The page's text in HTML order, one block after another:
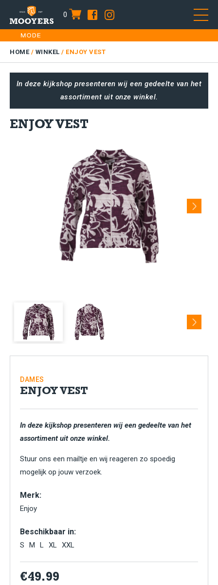
0 item
Skip
to
content
HOME
DAMES
KIDS
PLUS SIZE
HOME/ WINKEL / ENJOY VEST
In deze kijkshop presenteren wij een gedeelte van het
assortiment uit onze winkel.
ENJOY VEST
Next
Next
DAMES
ENJOY VEST
In deze kijkshop presenteren wij een gedeelte van het
assortiment uit onze winkel.
Stuur ons een mailtje en wij reageren zo spoedig
mogelijk op jouw verzoek.
Merk:
Enjoy
Beschikbaar in:
S M L XL XXL
€49.99